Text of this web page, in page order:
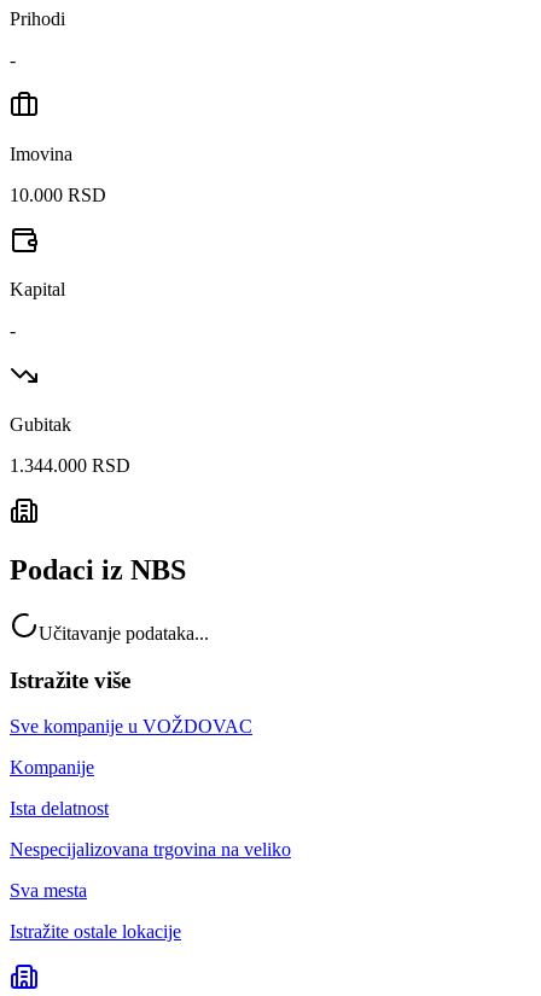
Prihodi
-
Imovina
10.000 RSD
Kapital
-
Gubitak
1.344.000 RSD
Podaci iz NBS
Učitavanje podataka...
Istražite više
Sve kompanije u VOŽDOVAC
Kompanije
Ista delatnost
Nespecijalizovana trgovina na veliko
Sva mesta
Istražite ostale lokacije